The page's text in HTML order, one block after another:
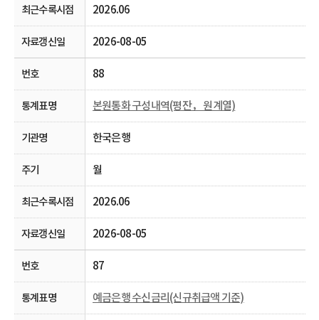
2026.06
2026-08-05
88
본원통화 구성내역(평잔， 원계열)
한국은행
월
2026.06
2026-08-05
87
예금은행 수신금리(신규취급액 기준)